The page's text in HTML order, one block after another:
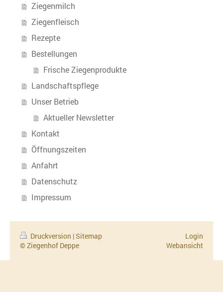
Ziegenmilch
Ziegenfleisch
Rezepte
Bestellungen
Frische Ziegenprodukte
Landschaftspflege
Unser Betrieb
Aktueller Newsletter
Kontakt
Öffnungszeiten
Anfahrt
Datenschutz
Impressum
Druckversion |Sitemap
© Ziegenhof Deppe
Login
Webansicht